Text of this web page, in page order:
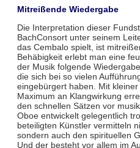
Mitreißende Wiedergabe
Die Interpretation dieser
BachConsort unter seinem
das Cembalo spielt, ist
Behäbigkeit erlebt man eine
der Musik folgende
die sich bei so vielen
eingebürgert haben. Mit
Maximum an Klangwirkung
den schnellen Sätzen vor
Oboe entwickelt gelegentlich
beteiligten Künstler vermitteln
sondern auch den spirituellen
Und der besteht vor allem im